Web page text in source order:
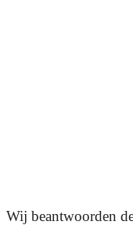
Wij beantwoorden